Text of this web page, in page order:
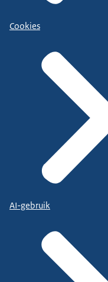
Cookies
AI-gebruik